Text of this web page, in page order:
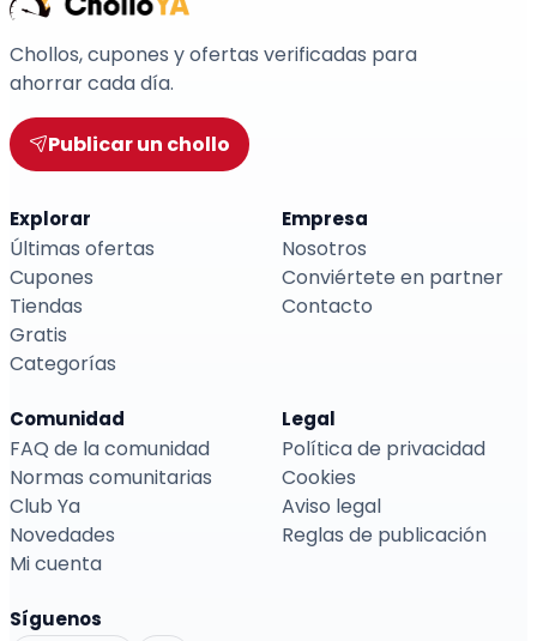
Chollos, cupones y ofertas verificadas para
ahorrar cada día.
Publicar un chollo
Explorar
Últimas ofertas
Cupones
Tiendas
Gratis
Categorías
Empresa
Nosotros
Conviértete en partner
Contacto
Comunidad
FAQ de la comunidad
Normas comunitarias
Club Ya
Novedades
Mi cuenta
Legal
Política de privacidad
Cookies
Aviso legal
Reglas de publicación
Síguenos